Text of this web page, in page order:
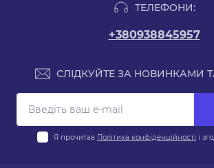
ТЕЛЕФОНИ:
+380938845957
СЛІДКУЙТЕ ЗА НОВИНКАМИ
Я прочитав Політика конфіденційності і